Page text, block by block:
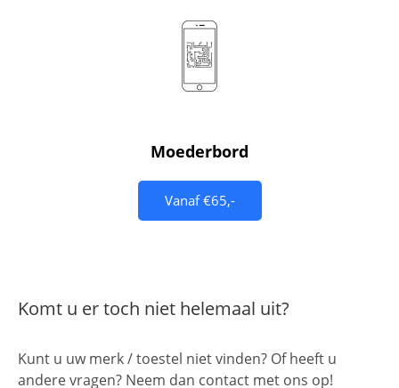
Moederbord
Vanaf €65,-
Komt u er toch niet helemaal uit?
Kunt u uw merk / toestel niet vinden? Of heeft u
andere vragen? Neem dan contact met ons op!